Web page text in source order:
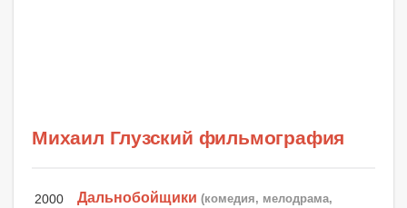
Михаил Глузский фильмография
2000 Дальнобойщики (комедия, мелодрама,